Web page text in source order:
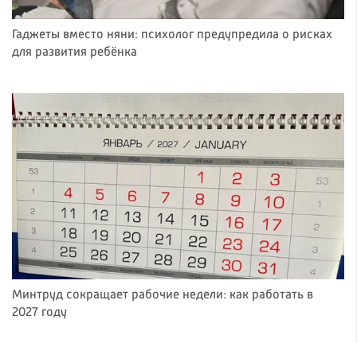
Гаджеты вместо няни: психолог предупредила о рисках
для развития ребёнка
Минтруд сокращает рабочие недели: как работать в
2027 году